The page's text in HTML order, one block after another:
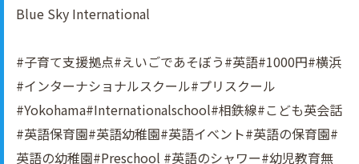
Blue Sky International
#子育て支援拠点#えいごであそぼう#英語#1000円#横浜
#インターナショナルスクール#プリスクール
#Yokohama#Internationalschool#相鉄線#こども英会話
#英語保育園#英語幼稚園#英語イべント#英語の保育園#
英語の幼稚園#Preschool #英語のシャワー#幼児教育無